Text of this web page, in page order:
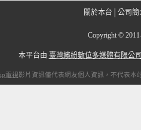
關於本台 公司簡
Copyright ©
本平台由 臺灣繽紛數位多媒體有限公
ip電視影片資訊僅代表網友個人資訊，不代表本